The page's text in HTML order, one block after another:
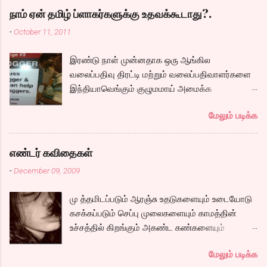
அழைக்கப்படும் கார்த்தி. இவர்களுடன் நம்முடய
ஆறு போல ஓடுகிறது படம். பெரியதாய் கதை ஏதும்
நகராவிட்டாலும், ரீமாவின் அதிரடி கேரக்டரும்,
ஆண்ட்ரியாவின் அமைதியான கேரக்டரும்,
கார்த்தியின் அடாவடி, தடாலடி வெட்டி பேச்சு க...
நாம் ஏன் தமிழ் ப்ளாகர்களுக்கு உதவக்கூடாது?.
- October 11, 2011
இரண்டு நாள் முன்னதாக ஒரு ஆங்கில
வலைப்பதிவு திரட்டி மற்றும் வலைப்பதிவாளர்களை
இந்தியாவெங்கும் குழுமமாய் அமைக்க
பதிவர் சந்திப்புக்கு ஏற்பாடு செய்திருந்தது.
இவர்கள் வருடா வருடம் நடத்துவதுதான். இம்முறை
நிறைய தமிழ் வலைப்பூக்கள் நடத்துபவர்களும்
கலந்து கொண்டோம்.
மேலும் படிக்க
எண்டர் கவிதைகள்
-December 09, 2009
மு த்தமிடப்படும் ஆரஞ்சு உதடுகளையும் உடையோடு
கசக்கப்படும் செப்பு முலைகளையும் காமத்தின்
உச்சத்தில் கிறங்கும் அகண்ட கண்களையும்
நீண்ட பயணமாய் வருடிச் செல்லும் பாம்புத்மேலும் படிக்க